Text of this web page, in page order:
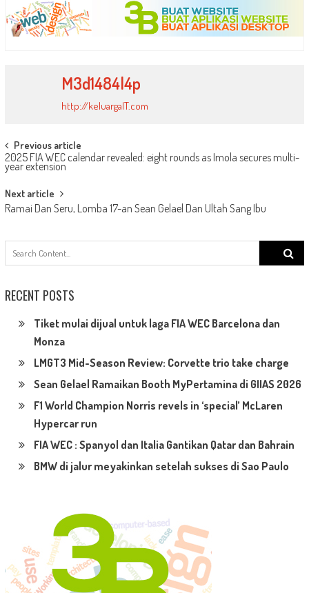
M3d1484l4p
http://keluargaIT.com
Post
navigation
Previous article
2025 FIA WEC calendar revealed: eight rounds as Imola secures multi-
year extension
Next article
Ramai Dan Seru, Lomba 17-an Sean Gelael Dan Ultah Sang Ibu
Search
RECENT POSTS
Tiket mulai dijual untuk laga FIA WEC Barcelona dan
Monza
LMGT3 Mid-Season Review: Corvette trio take charge
Sean Gelael Ramaikan Booth MyPertamina di GIIAS 2026
F1 World Champion Norris revels in ‘special’ McLaren
Hypercar run
FIA WEC : Spanyol dan Italia Gantikan Qatar dan Bahrain
BMW di jalur meyakinkan setelah sukses di Sao Paulo